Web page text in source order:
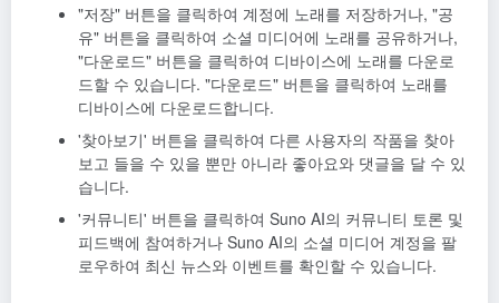
"저장" 버튼을 클릭하여 계정에 노래를 저장하거나, "공
유" 버튼을 클릭하여 소셜 미디어에 노래를 공유하거나,
"다운로드" 버튼을 클릭하여 디바이스에 노래를 다운로
드할 수 있습니다. "다운로드" 버튼을 클릭하여 노래를
디바이스에 다운로드합니다.
'찾아보기' 버튼을 클릭하여 다른 사용자의 작품을 찾아
보고 들을 수 있을 뿐만 아니라 좋아요와 댓글을 달 수 있
습니다.
'커뮤니티' 버튼을 클릭하여 Suno AI의 커뮤니티 토론 및
피드백에 참여하거나 Suno AI의 소셜 미디어 계정을 팔
로우하여 최신 뉴스와 이벤트를 확인할 수 있습니다.